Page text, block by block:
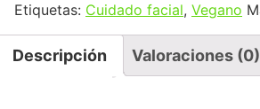
Etiquetas: Cuidado facial, Vegano
Descripción Valoraciones (0)